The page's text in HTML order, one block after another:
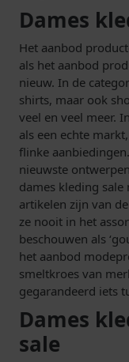
Dames
Het aanbod
als het aanbod
nieuw. In de
shirts, maar ook
veel en veel meer.
als een echte
flinke
nieuwste
dames kleding
artikelen zijn van
ze nooit in het
beschouwen als
het aanbod
smeltkroes van
gegarandeerd iets
Dames
sale